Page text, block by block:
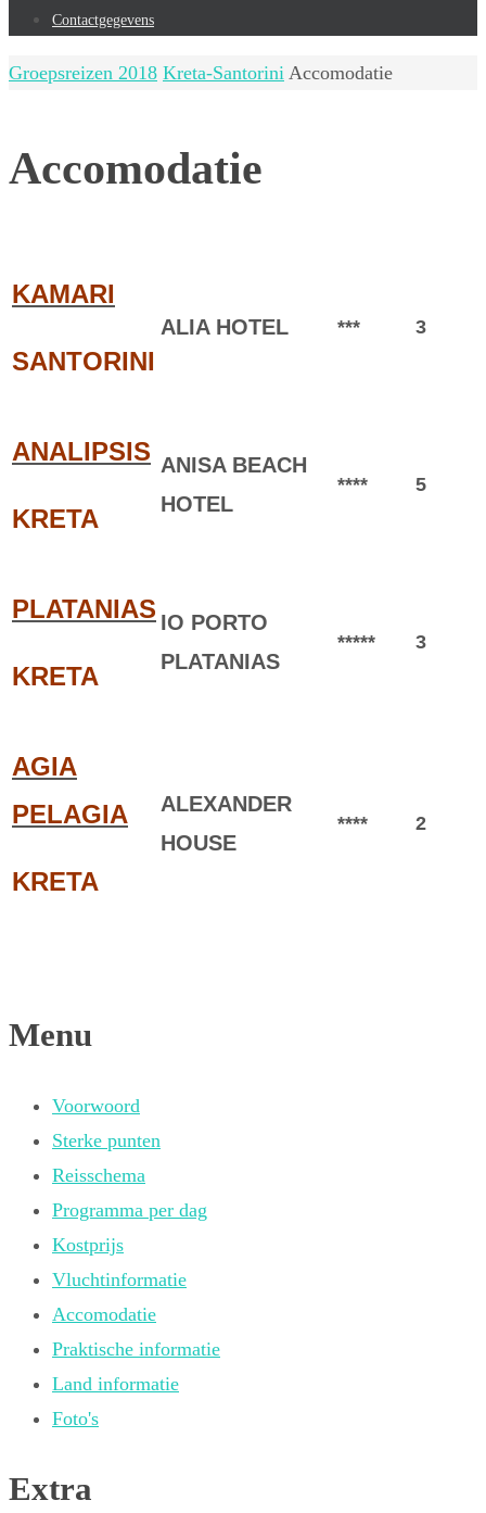
Contactgegevens
Home
Groepsreizen 2018 Kreta-Santorini Accomodatie
Accomodatie
KAMARI
SANTORINI
ALIA HOTEL *** 3
ANALIPSIS
KRETA
ANISA BEACH
HOTEL
**** 5
PLATANIAS
KRETA
IO PORTO
PLATANIAS
***** 3
AGIA
PELAGIA
KRETA
ALEXANDER
HOUSE
**** 2
Menu
Voorwoord
Sterke punten
Reisschema
Programma per dag
Kostprijs
Vluchtinformatie
Accomodatie
Praktische informatie
Land informatie
Foto's
Extra